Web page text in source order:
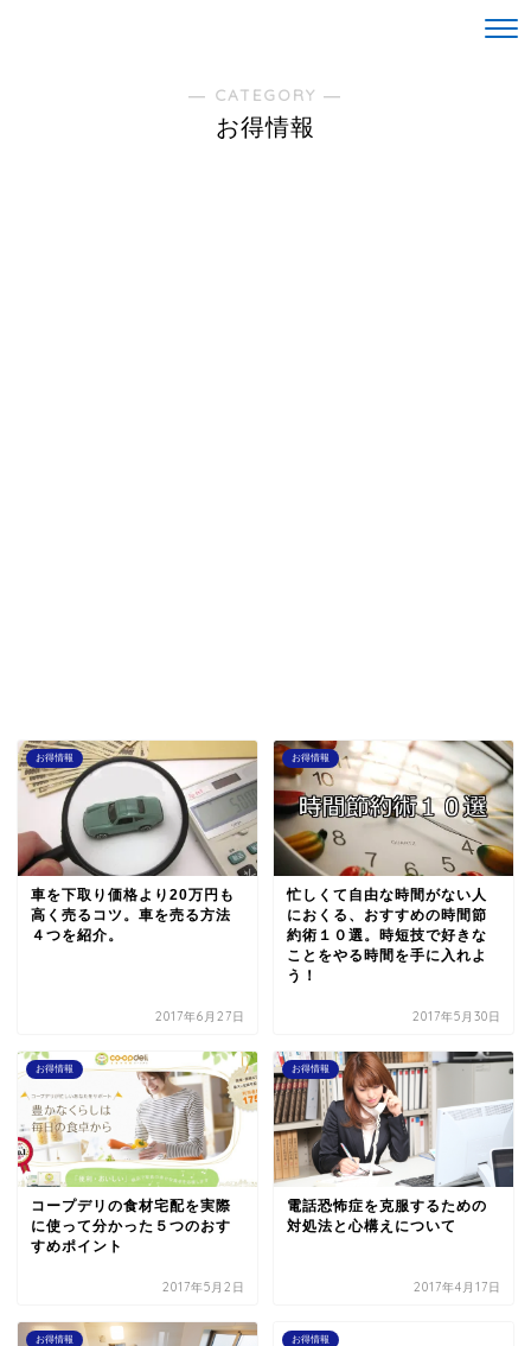
― CATEGORY ―
お得情報
お得情報
車を下取り価格より20万円も
高く売るコツ。車を売る方法
４つを紹介。
2017年6月27日
お得情報
忙しくて自由な時間がない人
におくる、おすすめの時間節
約術１０選。時短技で好きな
ことをやる時間を手に入れよ
う！
2017年5月30日
お得情報
コープデリの食材宅配を実際
に使って分かった５つのおす
すめポイント
2017年5月2日
お得情報
電話恐怖症を克服するための
対処法と心構えについて
2017年4月17日
お得情報 お得情報